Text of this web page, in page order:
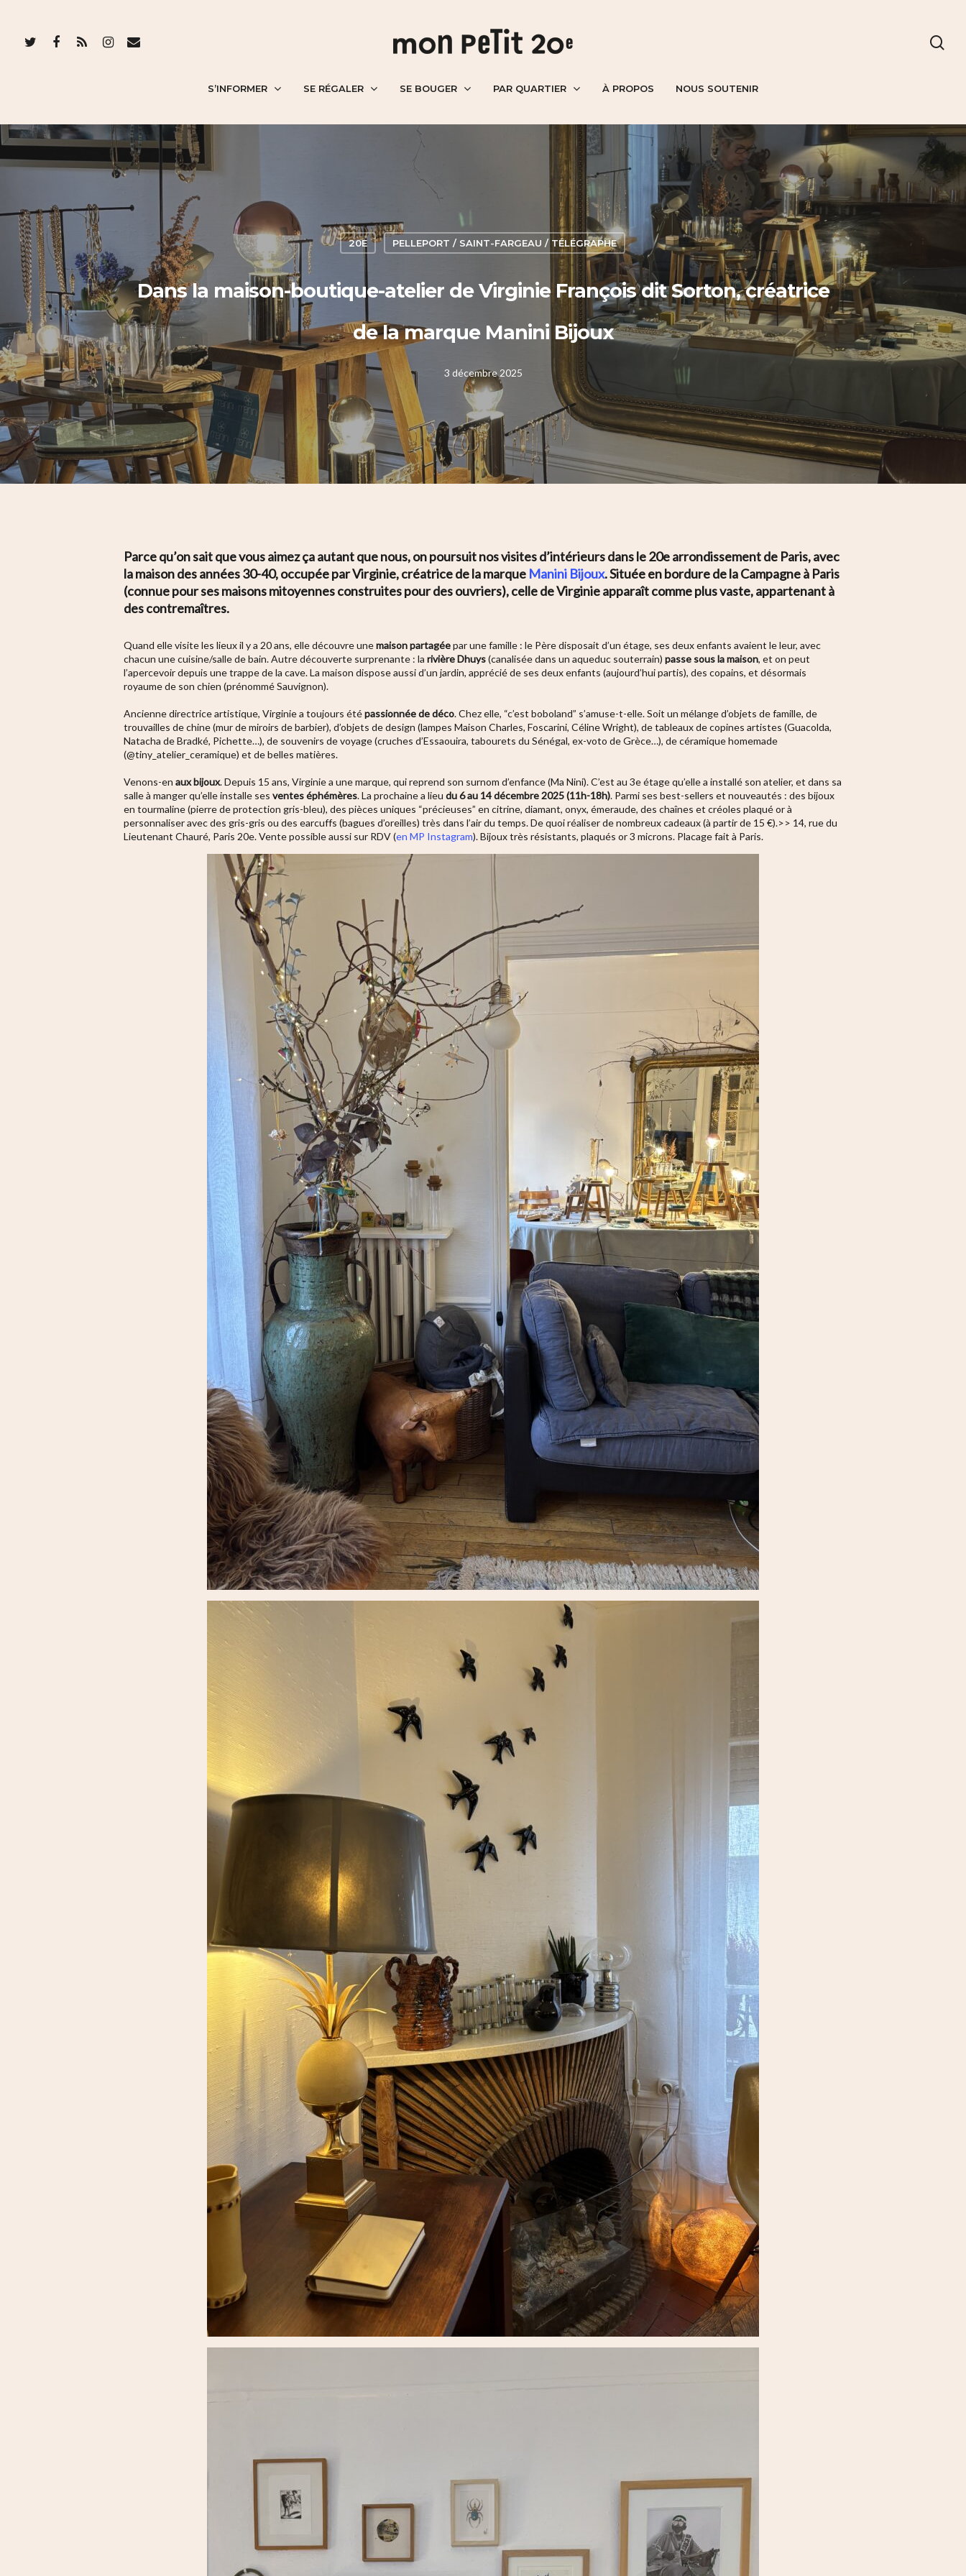
Hit enter to search or ESC to close
S’INFORMER SE RÉGALER SE BOUGER PAR QUARTIER À PROPOS NOUS SOUTENIR
20E PELLEPORT / SAINT-FARGEAU / TÉLÉGRAPHE
Dans la maison-boutique-atelier de Virginie François dit Sorton, créatrice
de la marque Manini Bijoux
3 décembre 2025
Parce qu’on sait que vous aimez ça autant que nous, on poursuit nos visites d’intérieurs dans le 20e arrondissement de Paris, avec
la maison des années 30-40, occupée par Virginie, créatrice de la marque Manini Bijoux. Située en bordure de la Campagne à Paris
(connue pour ses maisons mitoyennes construites pour des ouvriers), celle de Virginie apparaît comme plus vaste, appartenant à
des contremaîtres.
Quand elle visite les lieux il y a 20 ans, elle découvre unemaison partagéepar une famille : le Père disposait d’un étage, ses deux enfants avaient le leur, avec
chacun une cuisine/salle de bain. Autre découverte surprenante : la rivière Dhuys(canalisée dans un aqueduc souterrain) passe sous la maison, et on peut
l’apercevoir depuis une trappe de la cave. La maison dispose aussi d’un jardin, apprécié de ses deux enfants (aujourd’hui partis), des copains, et désormais
royaume de son chien (prénommé Sauvignon).
Ancienne directrice artistique, Virginie a toujours étépassionnée de déco. Chez elle, “c’est boboland” s’amuse-t-elle. Soit un mélange d’objets de famille, de
trouvailles de chine (mur de miroirs de barbier), d’objets de design (lampes Maison Charles, Foscarini, Céline Wright), de tableaux de copines artistes (Guacolda,
Natacha de Bradké, Pichette…), de souvenirs de voyage (cruches d’Essaouira, tabourets du Sénégal, ex-voto de Grèce…), de céramique homemade
(@tiny_atelier_ceramique) et de belles matières.
Venons-en aux bijoux. Depuis 15 ans, Virginie a une marque, qui reprend son surnom d’enfance (Ma Nini). C’est au 3e étage qu’elle a installé son atelier, et dans sa
salle à manger qu’elle installe ses ventes éphémères. La prochaine a lieu du 6 au 14 décembre 2025 (11h-18h). Parmi ses best-sellers et nouveautés : des bijoux
en tourmaline (pierre de protection gris-bleu), des pièces uniques “précieuses” en citrine, diamant, onyx, émeraude, des chaînes et créoles plaqué or à
personnaliser avec des gris-gris ou des earcuffs (bagues d’oreilles) très dans l’air du temps. De quoi réaliser de nombreux cadeaux (à partir de 15 €).>> 14, rue du
Lieutenant Chauré, Paris 20e. Vente possible aussi sur RDV (en MP Instagram). Bijoux très résistants, plaqués or 3 microns. Placage fait à Paris.